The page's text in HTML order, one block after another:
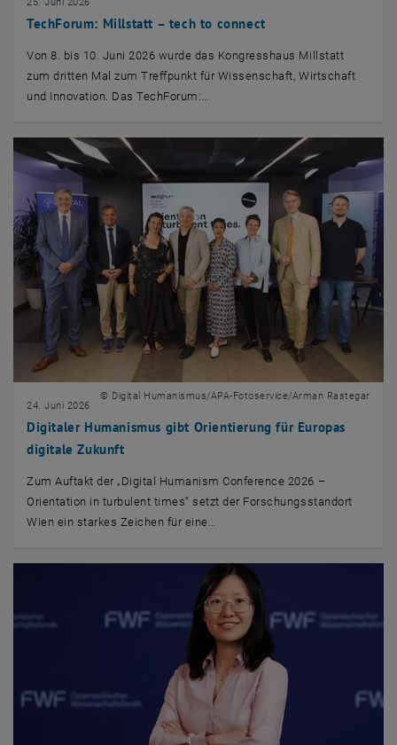
TechForum: Millstatt – tech to connect
Von 8. bis 10. Juni 2026 wurde das Kongresshaus Millstatt
zum dritten Mal zum Treffpunkt für Wissenschaft, Wirtschaft
und Innovation. Das TechForum:…
Digitaler Humanismus gibt Orientierung für Europas
digitale Zukunft
24. Juni 2026
© Digital Humanismus/APA-Fotoservice/Arman Rastegar
Zum Auftakt der „Digital Humanism Conference 2026 –
Orientation in turbulent times“ setzt der Forschungsstandort
Wien ein starkes Zeichen für eine…